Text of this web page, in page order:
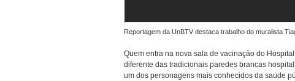
Reportagem da UnBTV destaca trabalho do muralista
Quem entra na nova sala de vacinação do
diferente das tradicionais paredes brancas
um dos personagens mais conhecidos da saúde